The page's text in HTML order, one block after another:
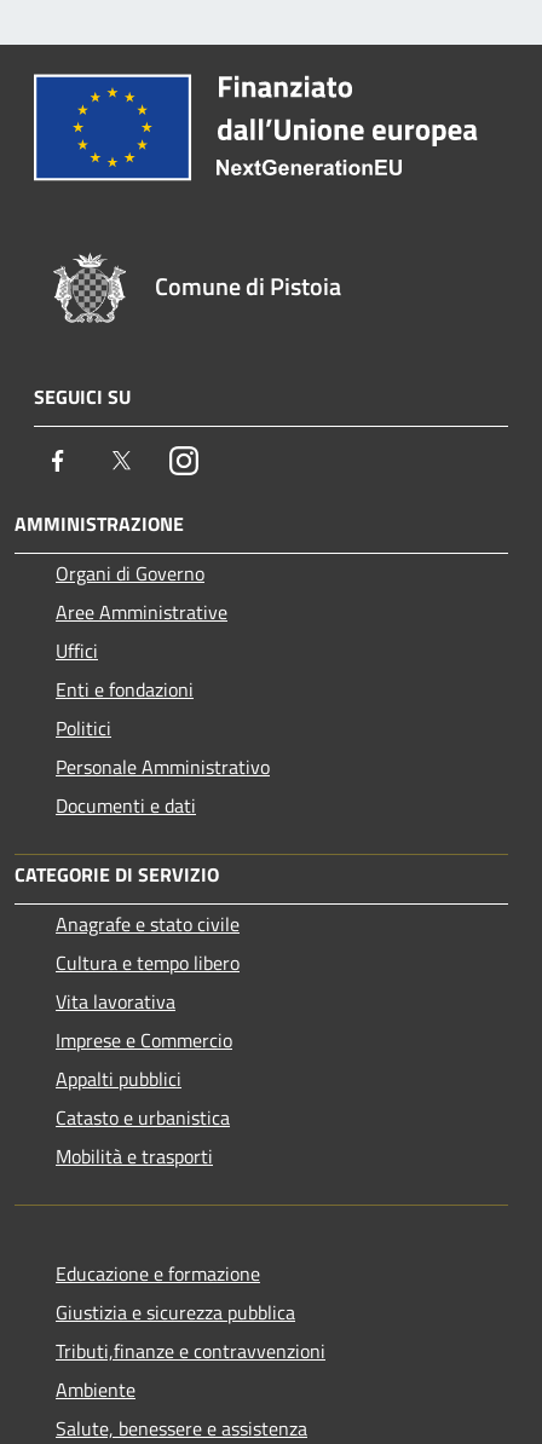
Comune di Pistoia
SEGUICI SU
Facebook TwitterInstagram
AMMINISTRAZIONE
Organi di Governo
Aree Amministrative
Uffici
Enti e fondazioni
Politici
Personale Amministrativo
Documenti e dati
CATEGORIE DI SERVIZIO
Anagrafe e stato civile
Cultura e tempo libero
Vita lavorativa
Imprese e Commercio
Appalti pubblici
Catasto e urbanistica
Mobilità e trasporti
Educazione e formazione
Giustizia e sicurezza pubblica
Tributi,finanze e contravvenzioni
Ambiente
Salute, benessere e assistenza